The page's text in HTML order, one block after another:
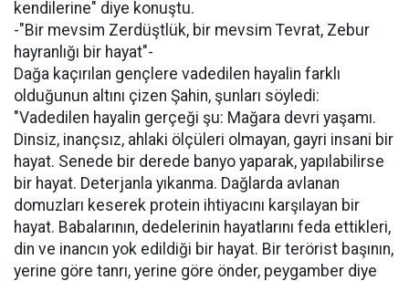
kendilerine" diye konuştu.
-"Bir mevsim Zerdüştlük, bir mevsim Tevrat, Zebur
hayranlığı bir hayat"-
Dağa kaçırılan gençlere vadedilen hayalin farklı
olduğunun altını çizen Şahin, şunları söyledi:
"Vadedilen hayalin gerçeği şu: Mağara devri yaşamı.
Dinsiz, inançsız, ahlaki ölçüleri olmayan, gayri insani bir
hayat. Senede bir derede banyo yaparak, yapılabilirse
bir hayat. Deterjanla yıkanma. Dağlarda avlanan
domuzları keserek protein ihtiyacını karşılayan bir
hayat. Babalarının, dedelerinin hayatlarını feda ettikleri,
din ve inancın yok edildiği bir hayat. Bir terörist başının,
yerine göre tanrı, yerine göre önder, peygamber diye